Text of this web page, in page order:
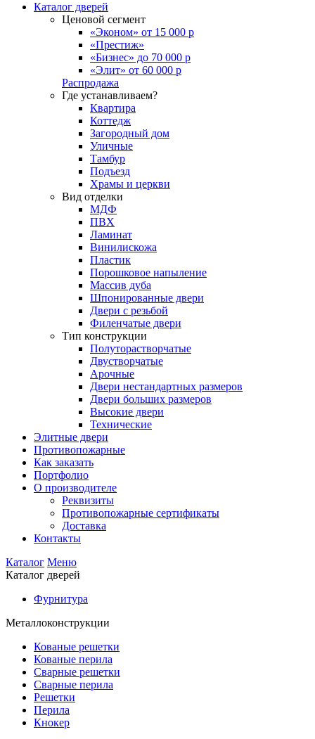
Каталог дверей
Ценовой сегмент
«Эконом» от 15 000 р
«Престиж»
«Бизнес» до 70 000 р
«Элит» от 60 000 р
Распродажа
Где устанавливаем?
Квартира
Коттедж
Загородный дом
Уличные
Тамбур
Подъезд
Храмы и церкви
Вид отделки
МДФ
ПВХ
Ламинат
Винилискожа
Пластик
Порошковое напыление
Массив дуба
Шпонированные двери
Двери с резьбой
Филенчатые двери
Тип конструкции
Полуторастворчатые
Двустворчатые
Арочные
Двери нестандартных размеров
Двери больших размеров
Высокие двери
Технические
Элитные двери
Противопожарные
Как заказать
Портфолио
О производителе
Реквизиты
Противопожарные сертификаты
Доставка
Контакты
Каталог Меню
Каталог дверей
Фурнитура
Металлоконструкции
Кованые решетки
Кованые перила
Сварные решетки
Сварные перила
Решетки
Перила
Кнокер